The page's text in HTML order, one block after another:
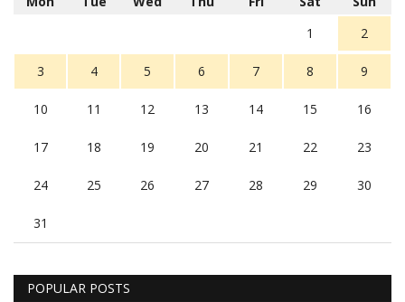
1
2
3 4 5 6 7 8 9
10 11 12 13 14 15 16
17 18 19 20 21 22 23
24 25 26 27 28 29 30
31
POPULAR POSTS